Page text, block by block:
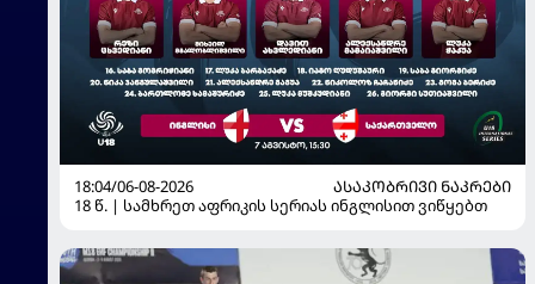
18:04/06-08-2026
ᲐᲡᲐᲙᲝᲑᲠᲘᲕᲘ ᲜᲐᲙᲠᲔᲑᲘ
18 წ. | სამხრეთ აფრიკის სერიას ინგლისით ვიწყებთ